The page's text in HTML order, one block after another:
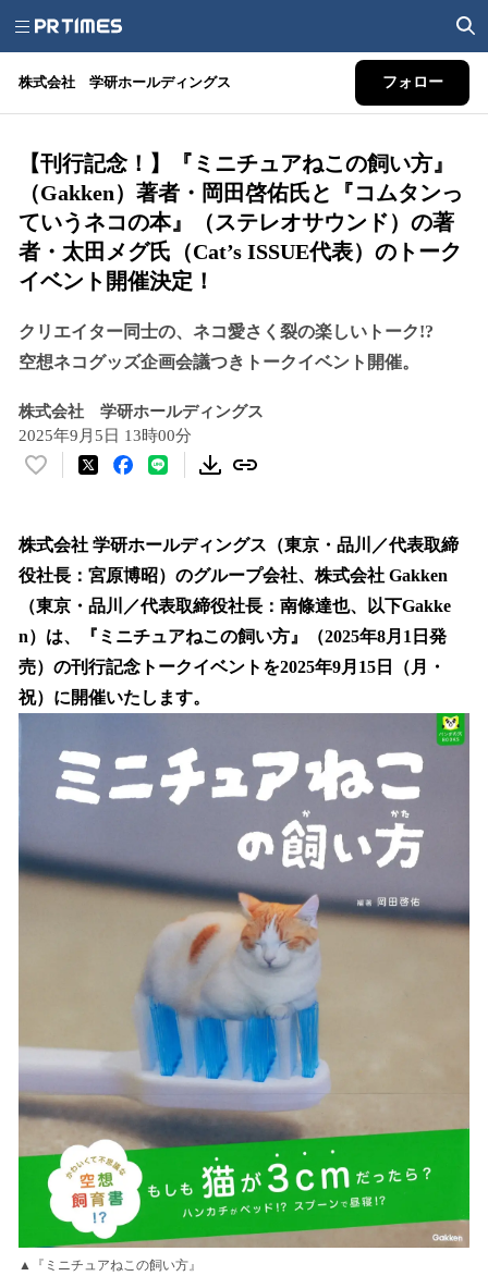
株式会社 学研ホールディングス フォロー
【刊行記念！】『ミニチュアねこの飼い方』
（Gakken）著者・岡田啓佑氏と『コムタンっ
ていうネコの本』（ステレオサウンド）の著
者・太田メグ氏（Cat’s ISSUE代表）のトーク
イベント開催決定！
クリエイター同士の、ネコ愛さく裂の楽しいトーク!?
空想ネコグッズ企画会議つきトークイベント開催。
株式会社 学研ホールディングス
2025年9月5日 13時00分
い
！
数
を
読
み
込
み
中
株式会社 学研ホールディングス（東京・品川／代表取締
役社長：宮原博昭）のグループ会社、株式会社 Gakken
（東京・品川／代表取締役社長：南條達也、以下Gakke
n）は、『ミニチュアねこの飼い方』（2025年8月1日発
売）の刊行記念トークイベントを2025年9月15日（月・
祝）に開催いたします。
▲『ミニチュアねこの飼い方』